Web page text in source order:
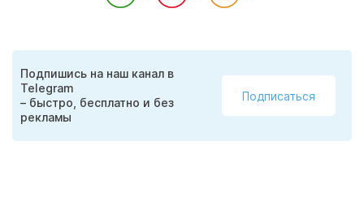
Подпишись на наш канал в
Telegram
– быстро, бесплатно и без
рекламы
Подписаться